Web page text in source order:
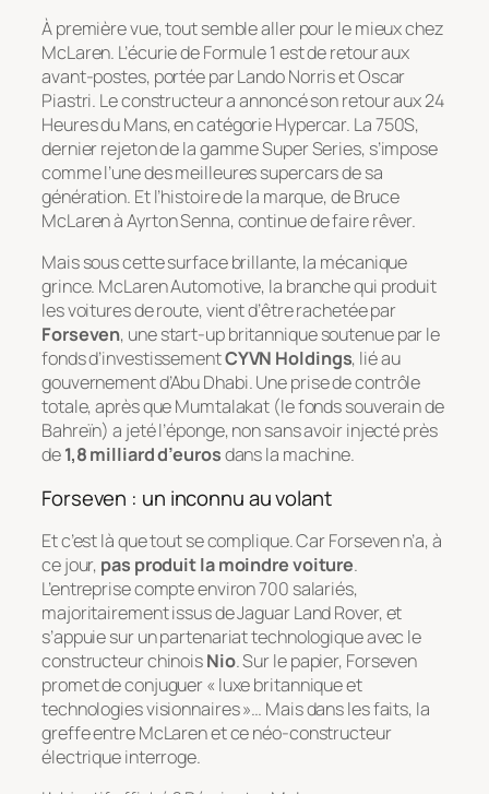
À première vue, tout semble aller pour le mieux chez
McLaren. L’écurie de Formule 1 est de retour aux
avant-postes, portée par Lando Norris et Oscar
Piastri. Le constructeur a annoncé son retour aux 24
Heures du Mans, en catégorie Hypercar. La 750S,
dernier rejeton de la gamme Super Series, s’impose
comme l’une des meilleures supercars de sa
génération. Et l’histoire de la marque, de Bruce
McLaren à Ayrton Senna, continue de faire rêver.
Mais sous cette surface brillante, la mécanique
grince. McLaren Automotive, la branche qui produit
les voitures de route, vient d’être rachetée par
Forseven, une start-up britannique soutenue par le
fonds d’investissementCYVN Holdings, lié au
gouvernement d’Abu Dhabi. Une prise de contrôle
totale, après que Mumtalakat (le fonds souverain de
Bahreïn) a jeté l’éponge, non sans avoir injecté près
de1,8 milliard d’eurosdans la machine.
Forseven : un inconnu au volant
Et c’est là que tout se complique. Car Forseven n’a, à
ce jour, pas produit la moindre voiture.
L’entreprise compte environ 700 salariés,
majoritairement issus de Jaguar Land Rover, et
s’appuie sur un partenariat technologique avec le
constructeur chinoisNio. Sur le papier, Forseven
promet de conjuguer « luxe britannique et
technologies visionnaires »… Mais dans les faits, la
greffe entre McLaren et ce néo-constructeur
électrique interroge.